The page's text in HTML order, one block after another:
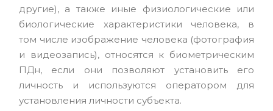
другие), а также иные физиологические или
биологические характеристики человека, в
том числе изображение человека (фотография
и видеозапись), относятся к биометрическим
ПДн, если они позволяют установить его
личность и используются оператором для
установления личности субъекта.